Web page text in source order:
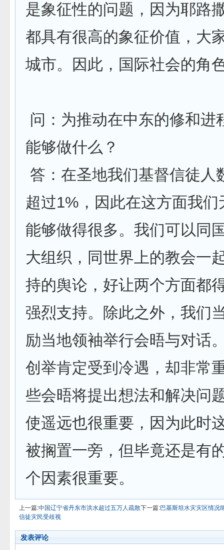
是象征性的问题，因为耶路
都具有很高的象征价值，大
城市。因此，国际社会的角
问：为推动在中东的修和进
能够做什么？
答：在圣地我们基督信徒人
超过1%，因此在这方面我们
能够做得很多。我们可以同
大组织，同世界上的教会一
持的舆论，好让两个方面都
强烈支持。除此之外，我们
励当地领袖举行会晤与对话
创举肯定受到冷遇，却非常
些会晤将提出想法和解决问
使遥远也很重要，因为此时
被搁置一旁，但毕竟还是有
个因素很重要。
上一篇:中国辽宁省丹东市洪水超过五万人疏散下一篇:巴基斯坦水灾灾区情况
信徒灾民受歧视
发表评论